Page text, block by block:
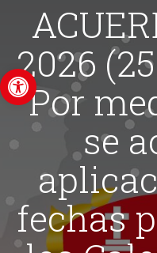
Abrir barra de
ACUERDO 039 DE
2026
“Por
se
fechas